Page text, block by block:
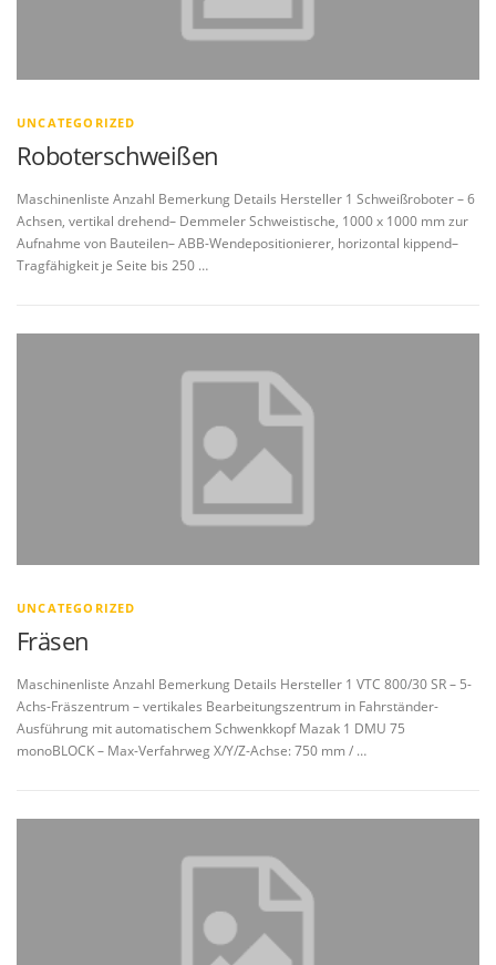
UNCATEGORIZED
Roboterschweißen
Maschinenliste Anzahl Bemerkung Details Hersteller 1 Schweißroboter – 6
Achsen, vertikal drehend– Demmeler Schweistische, 1000 x 1000 mm zur
Aufnahme von Bauteilen– ABB-Wendepositionierer, horizontal kippend–
Tragfähigkeit je Seite bis 250 …
UNCATEGORIZED
Fräsen
Maschinenliste Anzahl Bemerkung Details Hersteller 1 VTC 800/30 SR – 5-
Achs-Fräszentrum – vertikales Bearbeitungszentrum in Fahrständer-
Ausführung mit automatischem Schwenkkopf Mazak 1 DMU 75
monoBLOCK – Max-Verfahrweg X/Y/Z-Achse: 750 mm / …